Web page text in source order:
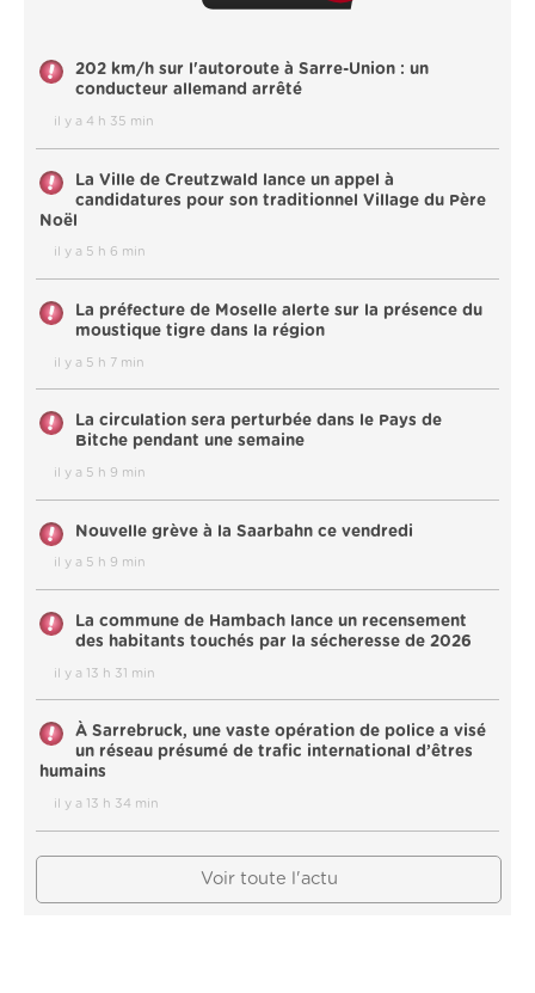
202 km/h sur l'autoroute à Sarre-Union : un
conducteur allemand arrêté
il y a 4 h 35 min
La Ville de Creutzwald lance un appel à
candidatures pour son traditionnel Village du Père
Noël
il y a 5 h 6 min
La préfecture de Moselle alerte sur la présence du
moustique tigre dans la région
il y a 5 h 7 min
La circulation sera perturbée dans le Pays de
Bitche pendant une semaine
il y a 5 h 9 min
Nouvelle grève à la Saarbahn ce vendredi
il y a 5 h 9 min
La commune de Hambach lance un recensement
des habitants touchés par la sécheresse de 2026
il y a 13 h 31 min
À Sarrebruck, une vaste opération de police a visé
un réseau présumé de trafic international d’êtres
humains
il y a 13 h 34 min
Voir toute l'actu